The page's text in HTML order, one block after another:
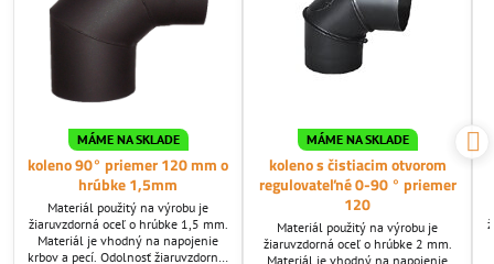
MÁME NA SKLADE
koleno 90° priemer 120 mm o
hrúbke 1,5mm
Materiál použitý na výrobu je
žiaruvzdorná oceľ o hrúbke 1,5 mm.
Materiál je vhodný na napojenie
krbov a pecí. Odolnosť žiaruvzdornej
MÁME NA SKLADE
koleno s čistiacim otvorom
regulovateľné 0-90 ° priemer
120
Materiál použitý na výrobu je
žiaruvzdorná oceľ o hrúbke 2 mm.
Materiál je vhodný na napojenie